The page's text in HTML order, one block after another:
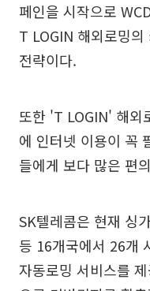
페인을 시작으로
T LOGIN 해외로밍
전략이다.
또한 'T LOGIN' 해외
에 인터넷 이용이 꼭
들에게 보다 많은 편
SK텔레콤은 현재 싱
등 16개국에서 26개
자동로밍 서비스를